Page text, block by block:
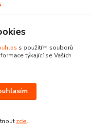
s použitím souborů
týkající se Vašich
zde.